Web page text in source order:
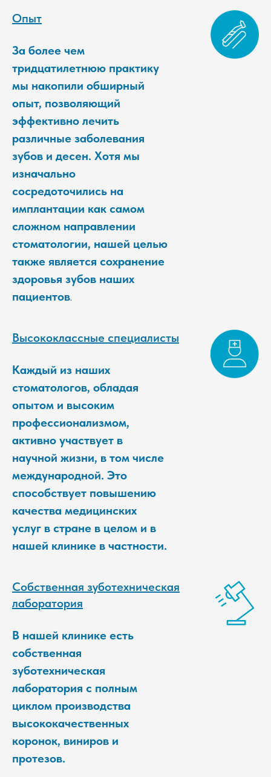
Опыт
За более чем
тридцатилетнюю практику
мы накопили обширный
опыт, позволяющий
эффективно лечить
различные заболевания
зубов и десен. Хотя мы
изначально
сосредоточились на
имплантации как самом
сложном направлении
стоматологии, нашей целью
также является сохранение
здоровья зубов наших
пациентов.
Высококлассные специалисты
Каждый из наших
стоматологов, обладая
опытом и высоким
профессионализмом,
активно участвует в
научной жизни, в том числе
международной. Это
способствует повышению
качества медицинских
услуг в стране в целом и в
нашей клинике в частности.
Собственная зуботехническая
лаборатория
В нашей клинике есть
собственная
зуботехническая
лаборатория с полным
циклом производства
высококачественных
коронок, виниров и
протезов.